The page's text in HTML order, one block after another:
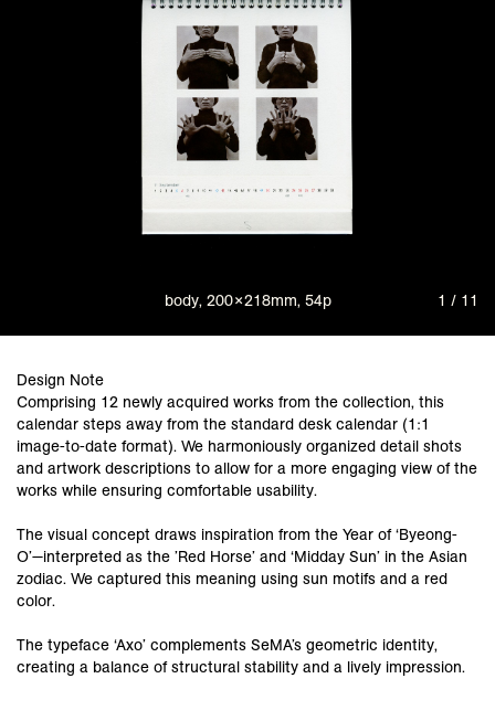
body, 200×218mm, 54p 1 / 11
Design Note
Comprising 12 newly acquired works from the collection, this
calendar steps away from the standard desk calendar (1:1
image-to-date format). We harmoniously organized detail shots
and artwork descriptions to allow for a more engaging view of the
works while ensuring comfortable usability.
The visual concept draws inspiration from the Year of ‘Byeong-
O’—interpreted as the ’Red Horse’ and ‘Midday Sun’ in the Asian
zodiac. We captured this meaning using sun motifs and a red
color.
The typeface ‘Axo’ complements SeMA’s geometric identity,
creating a balance of structural stability and a lively impression.